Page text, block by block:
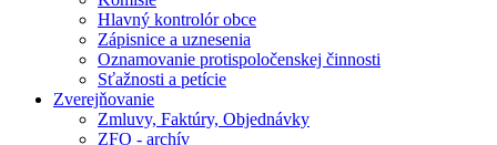
Hlavný kontrolór obce
Zápisnice a uznesenia
Oznamovanie protispoločenskej činnosti
Sťažnosti a petície
Zverejňovanie
Zmluvy, Faktúry, Objednávky
ZFO - archív